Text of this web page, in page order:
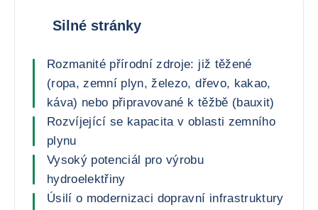
Silné stránky
Rozmanité přírodní zdroje: již těžené
(ropa, zemní plyn, železo, dřevo, kakao,
káva) nebo připravované k těžbě (bauxit)
Rozvíjející se kapacita v oblasti zemního
plynu
Vysoký potenciál pro výrobu
hydroelektřiny
Úsilí o modernizaci dopravní infrastruktury